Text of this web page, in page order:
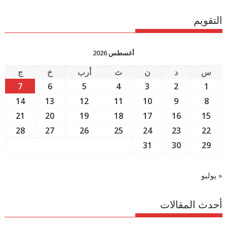
التقويم
أغسطس 2026
س د ن ث أرب خ
ج
1
2
3
4
5
6
7
8
9
10
11
12
13
14
15
16
17
18
19
20
21
22
23
24
25
26
27
28
29
30
31
« يوليو
أحدث المقالات